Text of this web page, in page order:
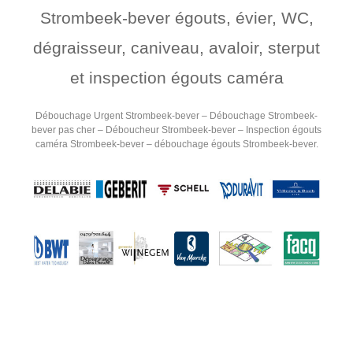
Strombeek-bever égouts, évier, WC,
dégraisseur, caniveau, avaloir, sterput
et inspection égouts caméra
Débouchage Urgent Strombeek-bever – Débouchage Strombeek-
bever pas cher – Déboucheur Strombeek-bever – Inspection égouts
caméra Strombeek-bever – débouchage égouts Strombeek-bever.